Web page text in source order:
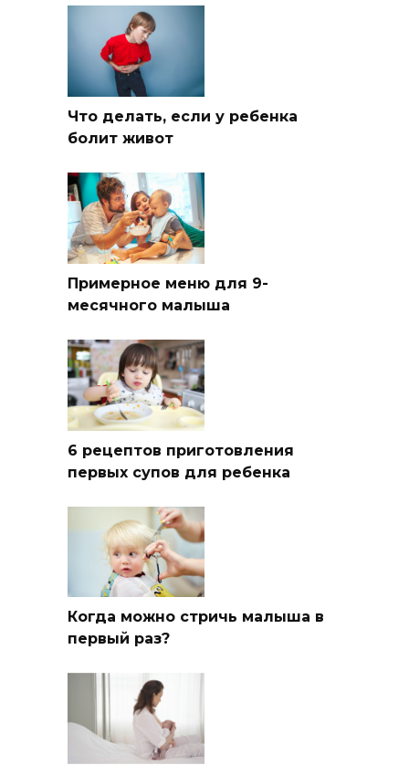
Что делать, если у ребенка
болит живот
Примерное меню для 9-
месячного малыша
6 рецептов приготовления
первых супов для ребенка
Когда можно стричь малыша в
первый раз?